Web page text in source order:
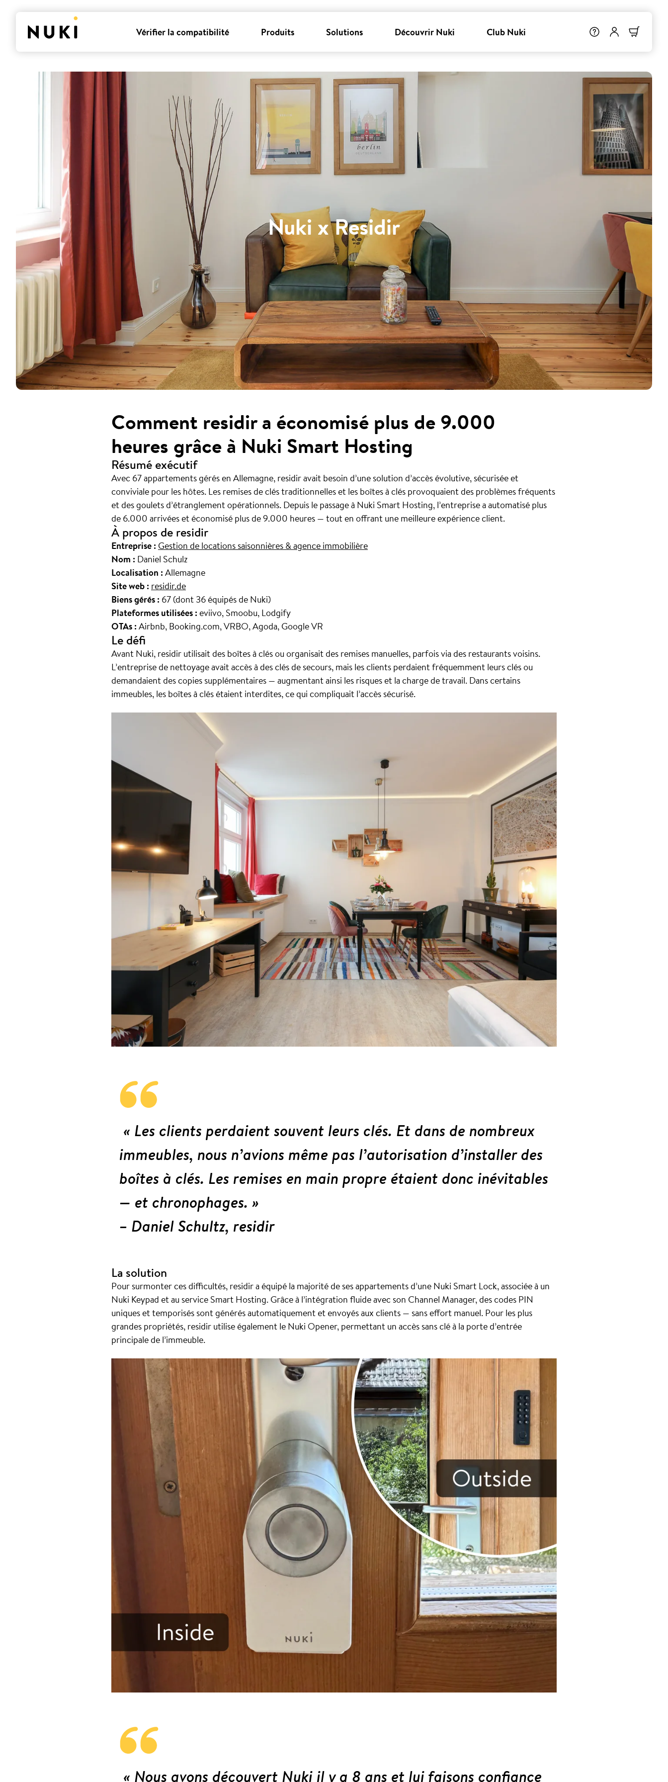
Vérifier la compatibilité Produits Solutions Découvrir Nuki Club Nuki
Nuki x Residir
Comment residir a économisé plus de 9.000
heures grâce à Nuki Smart Hosting
Résumé exécutif
Avec 67 appartements gérés en Allemagne, residir avait besoin d’une solution d’accès évolutive, sécurisée et
conviviale pour les hôtes. Les remises de clés traditionnelles et les boîtes à clés provoquaient des problèmes fréquents
et des goulets d’étranglement opérationnels. Depuis le passage à Nuki Smart Hosting, l’entreprise a automatisé plus
de 6.000 arrivées et économisé plus de 9.000 heures — tout en offrant une meilleure expérience client.
À propos de residir
Entreprise : Gestion de locations saisonnières & agence immobilière
Nom : Daniel Schulz
Localisation :Allemagne
Site web : residir.de
Biens gérés : 67 (dont 36 équipés de Nuki)
Plateformes utilisées :eviivo, Smoobu, Lodgify
OTAs :Airbnb, Booking.com, VRBO, Agoda, Google VR
Le défi
Avant Nuki, residir utilisait des boîtes à clés ou organisait des remises manuelles, parfois via des restaurants voisins.
L’entreprise de nettoyage avait accès à des clés de secours, mais les clients perdaient fréquemment leurs clés ou
demandaient des copies supplémentaires — augmentant ainsi les risques et la charge de travail. Dans certains
immeubles, les boîtes à clés étaient interdites, ce qui compliquait l’accès sécurisé.
« Les clients perdaient souvent leurs clés. Et dans de nombreux
immeubles, nous n’avions même pas l’autorisation d’installer des
boîtes à clés. Les remises en main propre étaient donc inévitables
— et chronophages. »
– Daniel Schultz, residir
La solution
Pour surmonter ces difficultés, residir a équipé la majorité de ses appartements d’une Nuki Smart Lock, associée à un
Nuki Keypad et au service Smart Hosting. Grâce à l’intégration fluide avec son Channel Manager, des codes PIN
uniques et temporisés sont générés automatiquement et envoyés aux clients — sans effort manuel. Pour les plus
grandes propriétés, residir utilise également le Nuki Opener, permettant un accès sans clé à la porte d’entrée
principale de l’immeuble.
« Nous avons découvert Nuki il y a 8 ans et lui faisons confiance